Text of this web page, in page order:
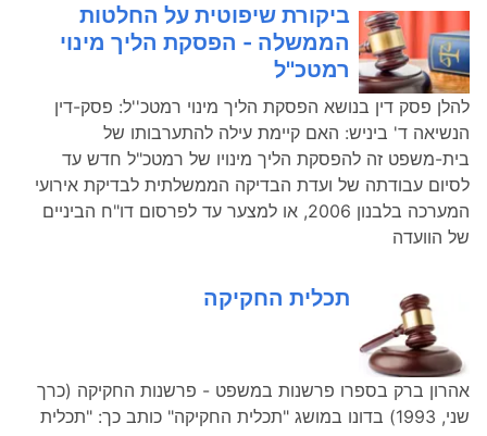
ביקורת שיפוטית על החלטות
הממשלה - הפסקת הליך מינוי
רמטכ''ל
להלן פסק דין בנושא הפסקת הליך מינוי רמטכ''ל: פסק-דין
הנשיאה ד' ביניש: האם קיימת עילה להתערבותו של
בית-משפט זה להפסקת הליך מינויו של רמטכ"ל חדש עד
לסיום עבודתה של ועדת הבדיקה הממשלתית לבדיקת אירועי
המערכה בלבנון 2006, או למצער עד לפרסום דו"ח הביניים
של הוועדה
תכלית החקיקה
אהרון ברק בספרו פרשנות במשפט - פרשנות החקיקה (כרך
שני, 1993) בדונו במושג "תכלית החקיקה" כותב כך: "תכלית